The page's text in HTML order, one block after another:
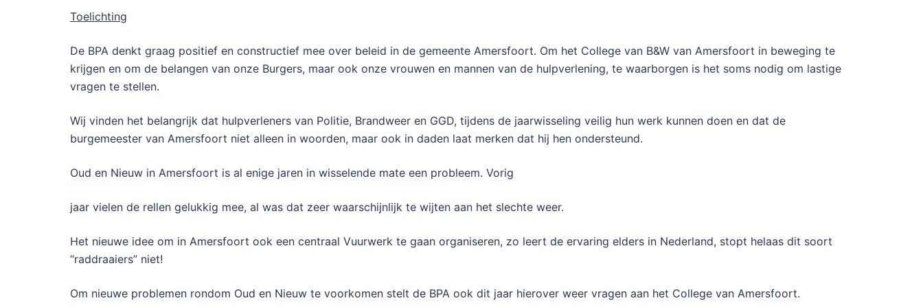
Toelichting
De BPA denkt graag positief en constructief mee over beleid in de gemeente Amersfoort. Om het College van B&W van Amersfoort in beweging te
krijgen en om de belangen van onze Burgers, maar ook onze vrouwen en mannen van de hulpverlening, te waarborgen is het soms nodig om lastige
vragen te stellen.
Wij vinden het belangrijk dat hulpverleners van Politie, Brandweer en GGD, tijdens de jaarwisseling veilig hun werk kunnen doen en dat de
burgemeester van Amersfoort niet alleen in woorden, maar ook in daden laat merken dat hij hen ondersteund.
Oud en Nieuw in Amersfoort is al enige jaren in wisselende mate een probleem. Vorig
jaar vielen de rellen gelukkig mee, al was dat zeer waarschijnlijk te wijten aan het slechte weer.
Het nieuwe idee om in Amersfoort ook een centraal Vuurwerk te gaan organiseren, zo leert de ervaring elders in Nederland, stopt helaas dit soort
“raddraaiers” niet!
Om nieuwe problemen rondom Oud en Nieuw te voorkomen stelt de BPA ook dit jaar hierover weer vragen aan het College van Amersfoort.